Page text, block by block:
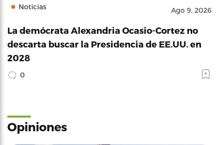
Noticias Ago 9, 2026
La demócrata Alexandria Ocasio-Cortez no
descarta buscar la Presidencia de EE.UU. en
2028
0
Opiniones